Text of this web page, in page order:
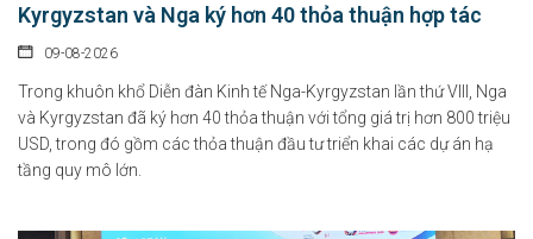
Kyrgyzstan và Nga ký hơn 40 thỏa thuận hợp tác
09-08-2026
Trong khuôn khổ Diễn đàn Kinh tế Nga-Kyrgyzstan lần thứ VIII, Nga
và Kyrgyzstan đã ký hơn 40 thỏa thuận với tổng giá trị hơn 800 triệu
USD, trong đó gồm các thỏa thuận đầu tư triển khai các dự án hạ
tầng quy mô lớn.